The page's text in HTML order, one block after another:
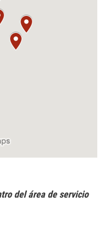
del área de servicio